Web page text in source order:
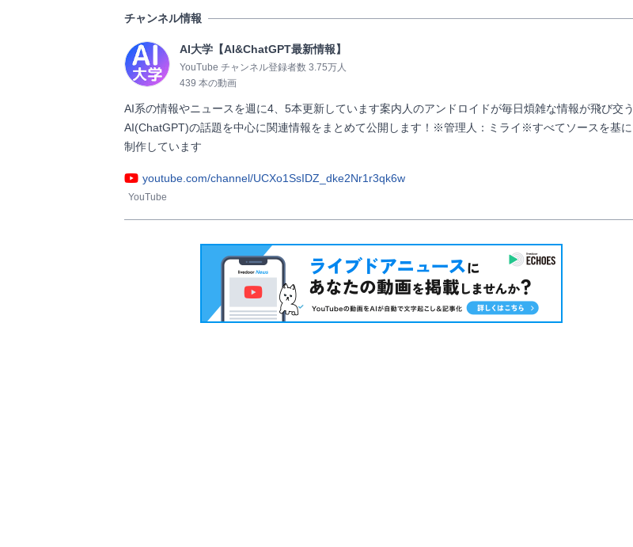
チャンネル情報
AI大学【AI&ChatGPT最新情報】
YouTube チャンネル登録者数 3.75万人
439 本の動画
AI系の情報やニュースを週に4、5本更新しています案内人のアンドロイドが毎日煩雑な情報が飛び交う
AI(ChatGPT)の話題を中心に関連情報をまとめて公開します！※管理人：ミライ※すべてソースを基に
制作しています
youtube.com/channel/UCXo1SsIDZ_dke2Nr1r3qk6w
YouTube